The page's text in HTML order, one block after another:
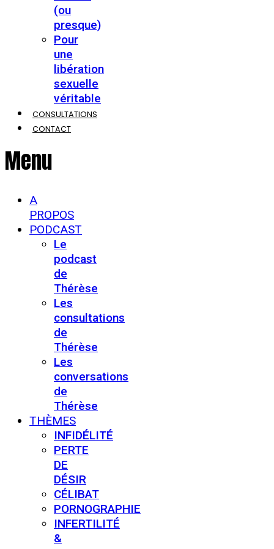
(ou
presque)
Pour
une
libération
sexuelle
véritable
CONSULTATIONS
CONTACT
Menu
A
PROPOS
PODCAST
Le
podcast
de
Thérèse
Les
consultations
de
Thérèse
Les
conversations
de
Thérèse
THÈMES
INFIDÉLITÉ
PERTE
DE
DÉSIR
CÉLIBAT
PORNOGRAPHIE
INFERTILITÉ
&